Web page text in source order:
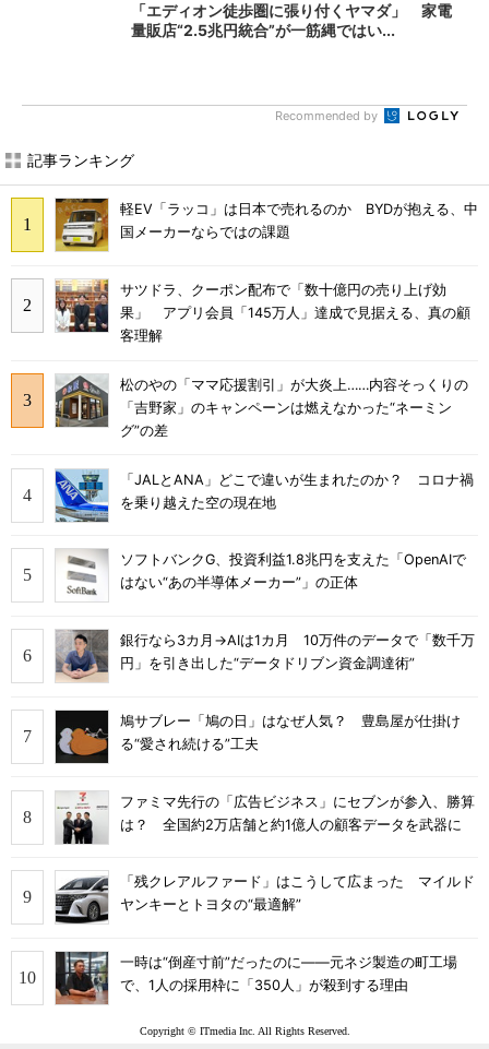
「エディオン徒歩圏に張り付くヤマダ」 家電
量販店“2.5兆円統合”が一筋縄ではい...
Recommended by
記事ランキング
軽EV「ラッコ」は日本で売れるのか BYDが抱える、中
国メーカーならではの課題
サツドラ、クーポン配布で「数十億円の売り上げ効
果」 アプリ会員「145万人」達成で見据える、真の顧
客理解
松のやの「ママ応援割引」が大炎上……内容そっくりの
「吉野家」のキャンペーンは燃えなかった“ネーミン
グ”の差
「JALとANA」どこで違いが生まれたのか？ コロナ禍
を乗り越えた空の現在地
ソフトバンクG、投資利益1.8兆円を支えた「OpenAIで
はない“あの半導体メーカー”」の正体
銀行なら3カ月→AIは1カ月 10万件のデータで「数千万
円」を引き出した“データドリブン資金調達術”
鳩サブレー「鳩の日」はなぜ人気？ 豊島屋が仕掛け
る“愛され続ける”工夫
ファミマ先行の「広告ビジネス」にセブンが参入、勝算
は？ 全国約2万店舗と約1億人の顧客データを武器に
「残クレアルファード」はこうして広まった マイルド
ヤンキーとトヨタの“最適解”
一時は“倒産寸前”だったのに――元ネジ製造の町工場
で、1人の採用枠に「350人」が殺到する理由
Copyright © ITmedia Inc. All Rights Reserved.